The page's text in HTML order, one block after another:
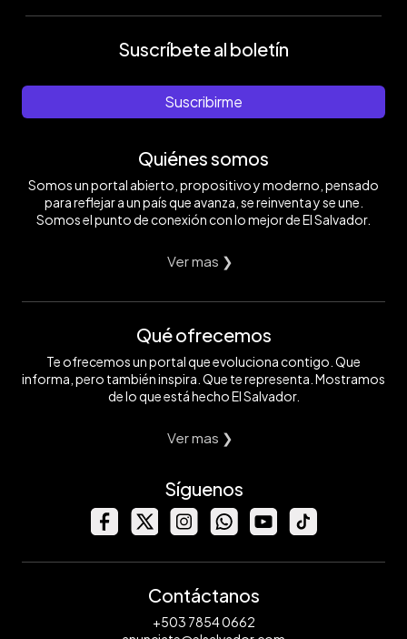
Suscríbete al boletín
Suscribirme
Quiénes somos
Somos un portal abierto, propositivo y moderno, pensado
para reflejar a un país que avanza, se reinventa y se une.
Somos el punto de conexión con lo mejor de El Salvador.
Ver mas ❯
Qué ofrecemos
Te ofrecemos un portal que evoluciona contigo. Que
informa, pero también inspira. Que te representa. Mostramos
de lo que está hecho El Salvador.
Ver mas ❯
Síguenos
Contáctanos
+503 7854 0662